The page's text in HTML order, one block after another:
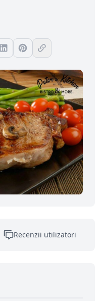
Recenzii utilizatori